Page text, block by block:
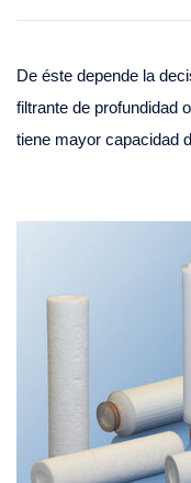
De éste depende la
filtrante de profundidad
tiene mayor capacidad